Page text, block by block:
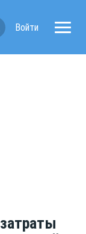
Войти